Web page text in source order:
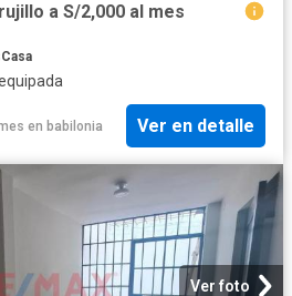
a S/2,000 al mes
Casa
en babilonia Ver en detalle
Ver foto